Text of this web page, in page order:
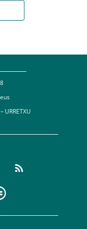
URRETXU